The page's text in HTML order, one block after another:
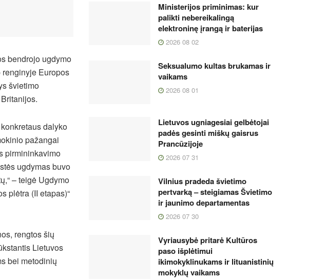
bendrojo ugdymo
Europos
švietimo
dalyko
pažangai
pirmininkavimo
ugdymas buvo
– teigė Ugdymo
plėtra (II etapas)“
rengtos šių
Lietuvos
bei metodinių
Ministerijos priminimas: kur
palikti nebereikalingą
elektroninę įrangą ir baterijas
2026 08 02
Seksualumo kultas brukamas ir
vaikams
2026 08 01
Lietuvos ugniagesiai gelbėtojai
padės gesinti miškų gaisrus
Prancūzijoje
2026 07 31
Vilnius pradeda švietimo
pertvarką – steigiamas Švietimo
ir jaunimo departamentas
2026 07 30
Vyriausybė pritarė Kultūros
paso išplėtimui
ikimokyklinukams ir lituanistinių
mokyklų vaikams